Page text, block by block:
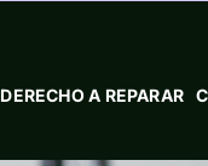
DERECHO A REPARAR